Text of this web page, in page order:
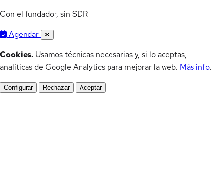
Con el fundador, sin SDR
Agendar
Cookies. Usamos técnicas necesarias y, si lo aceptas,
analíticas de Google Analytics para mejorar la web. Más info.
Configurar Rechazar Aceptar